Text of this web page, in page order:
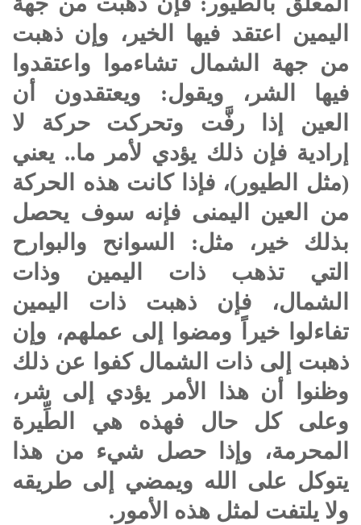
اليمين اعتقد فيها الخير، وإن ذهبت
من جهة الشمال تشاءموا واعتقدوا
فيها الشر، ويقول: ويعتقدون أن
العين إذا رفَّت وتحركت حركة لا
إرادية فإن ذلك يؤدي لأمر ما.. يعني
(مثل الطيور)، فإذا كانت هذه الحركة
من العين اليمنى فإنه سوف يحصل
بذلك خير، مثل: السوانح والبوارح
التي تذهب ذات اليمين وذات
الشمال، فإن ذهبت ذات اليمين
تفاءلوا خيراً ومضوا إلى عملهم، وإن
ذهبت إلى ذات الشمال كفوا عن ذلك
وظنوا أن هذا الأمر يؤدي إلى شر،
وعلى كل حال فهذه هي الطِّيرة
المحرمة، وإذا حصل شيء من هذا
يتوكل على الله ويمضي إلى طريقه
ولا يلتفت لمثل هذه الأمور.